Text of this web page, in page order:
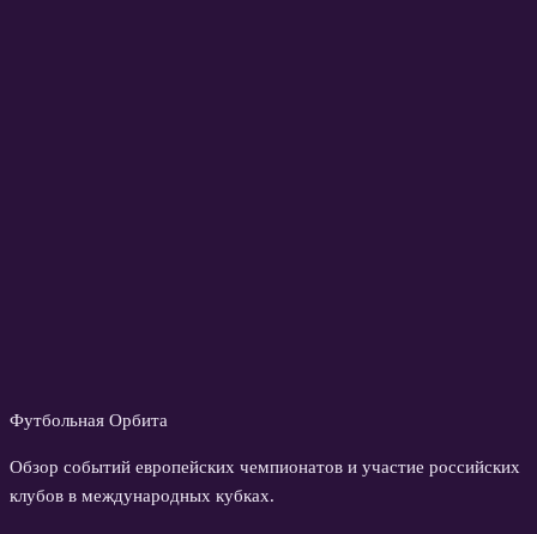
Футбольная Орбита
Обзор событий европейских чемпионатов и участие российских
клубов в международных кубках.